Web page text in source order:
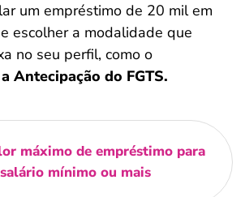
um empréstimo de 20 mil em
escolher a modalidade que
no seu perfil, como o
Antecipação do FGTS.
máximo de empréstimo para
mínimo ou mais